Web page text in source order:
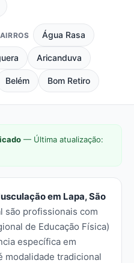
Água Rasa
Aricanduva
Belém Bom Retiro
— Última atualização:
em Lapa, São
são profissionais com
de Educação Física)
específica em
modalidade tradicional